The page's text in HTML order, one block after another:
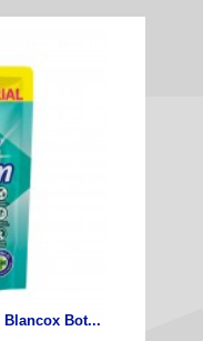
Blancox Bot...